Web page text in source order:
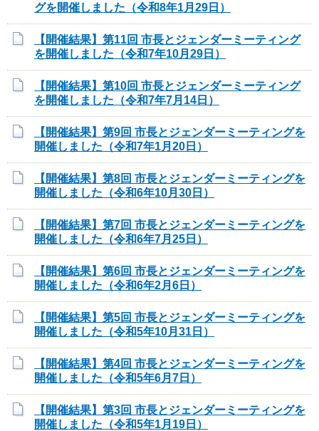
グを開催しました（令和8年1月29日）
【開催結果】第11回 市長とジェンダーミーティング
を開催しました（令和7年10月29日）
【開催結果】第10回 市長とジェンダーミーティング
を開催しました（令和7年7月14日）
【開催結果】第9回 市長とジェンダーミーティングを
開催しました（令和7年1月20日）
【開催結果】第8回 市長とジェンダーミーティングを
開催しました（令和6年10月30日）
【開催結果】第7回 市長とジェンダーミーティングを
開催しました（令和6年7月25日）
【開催結果】第6回 市長とジェンダーミーティングを
開催しました（令和6年2月6日）
【開催結果】第5回 市長とジェンダーミーティングを
開催しました（令和5年10月31日）
【開催結果】第4回 市長とジェンダーミーティングを
開催しました（令和5年6月7日）
【開催結果】第3回 市長とジェンダーミーティングを
開催しました（令和5年1月19日）